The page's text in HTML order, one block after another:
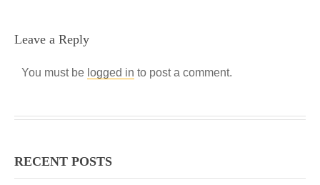
Leave a Reply
You must be logged in to post a comment.
RECENT POSTS